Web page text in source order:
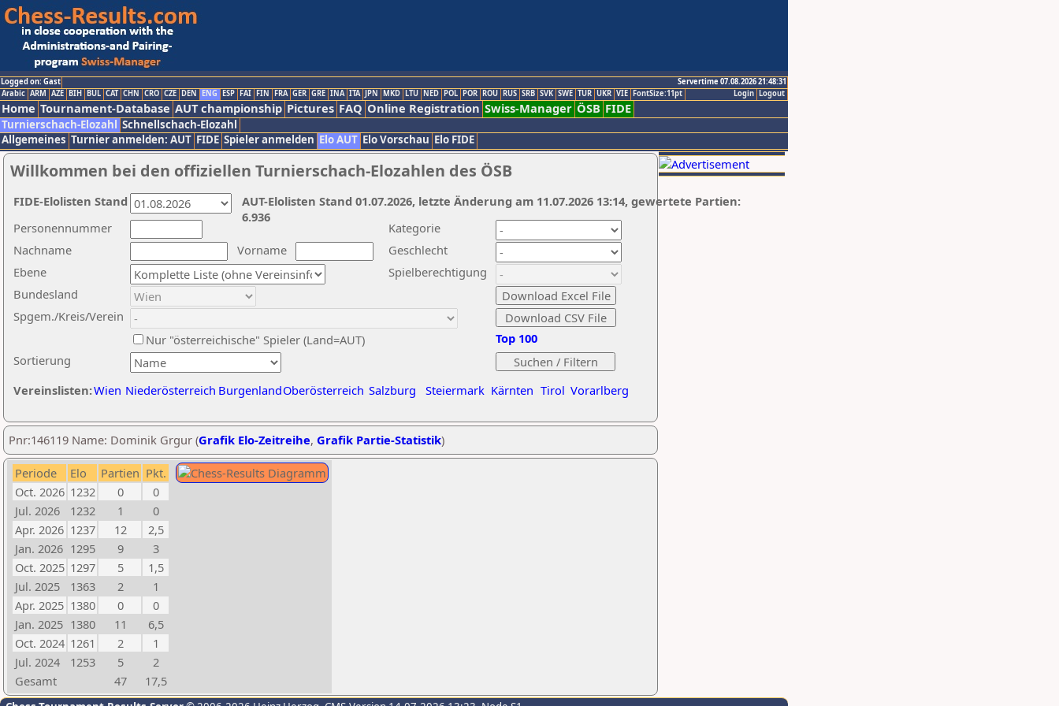
Logged on: Gast
Servertime 07.08.2026 21:48:31
Logout
Login
Arabic ARM AZE BIH BUL CAT CHN CRO CZE DEN ENG ESP FAI FIN FRA GER GRE INA ITA JPN MKD LTU NED POL POR ROU RUS SRB SVK SWE TUR UKR VIE FontSize:11pt
Home Tournament-Database AUT championship Pictures FAQ Online Registration Swiss-Manager ÖSB FIDE
Turnierschach-Elozahl Schnellschach-Elozahl
Allgemeines Turnier anmelden: AUT FIDE Spieler anmelden Elo AUT Elo Vorschau Elo FIDE
Willkommen bei den offiziellen Turnierschach-Elozahlen des ÖSB
Nachname
Vorname
Ebene
Kategorie
Sortierung
Personennummer
Bundesland
Spgem./Kreis/Verein
Geschlecht
Nur "österreichische" Spieler (Land=AUT)
Spielberechtigung
Vereinslisten:Wien Niederösterreich BurgenlandOberösterreich Salzburg Steiermark Kärnten Tirol Vorarlberg
Top 100
AUT-Elolisten Stand 01.07.2026, letzte Änderung am 11.07.2026 13:14, gewertete Partien:
6.936
FIDE-Elolisten Stand
Pnr:146119 Name: Dominik Grgur (Grafik Elo-Zeitreihe, Grafik Partie-Statistik)
Periode Elo Partien Pkt.
Oct. 2026 1232 0
0
Jul. 2026
1232 1
0
Apr. 2026 1237 12
2,5
Jan. 2026 1295 9
3
Oct. 2025 1297 5
1,5
Jul. 2025
1363 2
1
Apr. 2025 1380 0
0
Jan. 2025 1380 11
6,5
Oct. 2024 1261 2
1
Jul. 2024
1253 5
2
Gesamt
47 17,5